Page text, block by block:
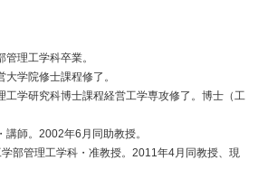
理工学科卒業。
学院修士課程修了。
工学研究科博士課程経営工学専攻修了。博士（工
師。2002年6月同助教授。
部管理工学科・准教授。2011年4月同教授、現